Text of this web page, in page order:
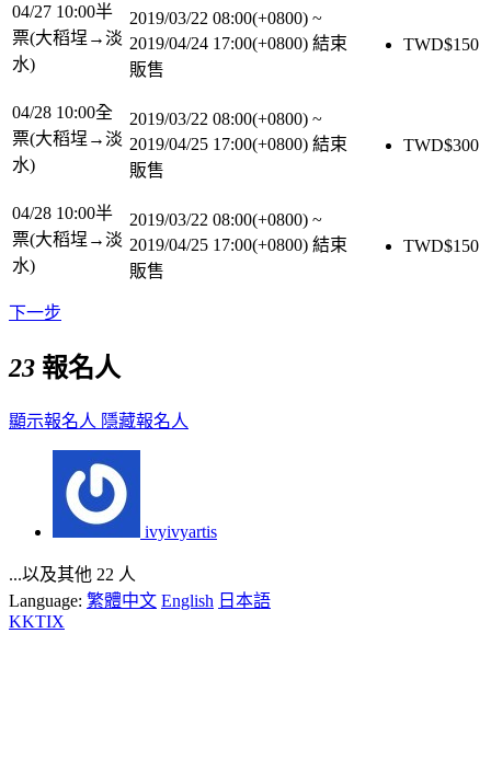
04/27 10:00半
票(大稻埕→淡
水)
2019/03/22 08:00(+0800) ~
2019/04/24 17:00(+0800) 結束
販售
TWD$150
04/28 10:00全
票(大稻埕→淡
水)
2019/03/22 08:00(+0800) ~
2019/04/25 17:00(+0800) 結束
販售
TWD$300
04/28 10:00半
票(大稻埕→淡
水)
2019/03/22 08:00(+0800) ~
2019/04/25 17:00(+0800) 結束
販售
TWD$150
下一步
23 報名人
顯示報名人 隱藏報名人
ivyivyartis
...以及其他 22 人
Language: 繁體中文 English 日本語
KKTIX